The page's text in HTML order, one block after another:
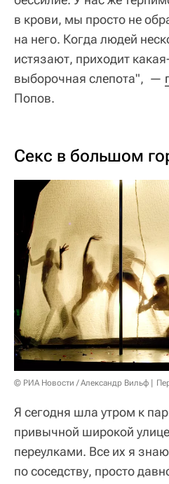
в крови, мы просто не
на него. Когда людей
истязают, приходит
выборочная слепота", —
Попов.
​Секс в большом
© РИА Новости / Александр Вильф
Я сегодня шла утром к
привычной широкой
переулками. Все их я
по соседству, просто